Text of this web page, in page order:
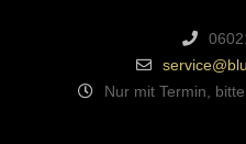
Nur mit Termin,